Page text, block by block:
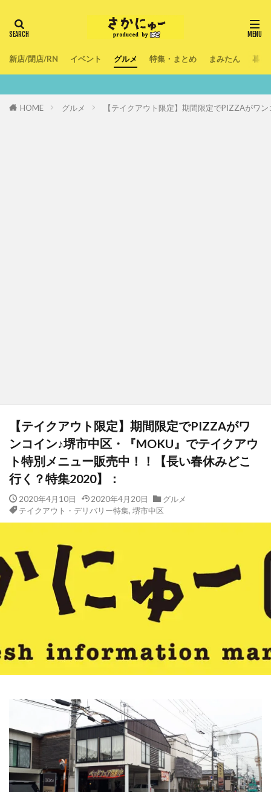
新店/閉店/RN イベント グルメ 特集・まとめ まみたん 暮ら
HOME グルメ 【テイクアウト限定】期間限定でPIZZAがワ
【テイクアウト限定】期間限定でPIZZAがワ
ンコイン♪堺市中区・『MOKU』でテイクアウ
ト特別メニュー販売中！！【長い春休みどこ
行く？特集2020】：
2020年4月10日 2020年4月20日
グルメ
テイクアウト・デリバリー特集, 堺市中区